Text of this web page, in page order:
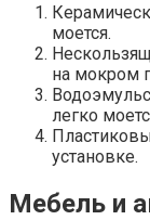
моется.
на мокром
легко
установке.
Мебель и